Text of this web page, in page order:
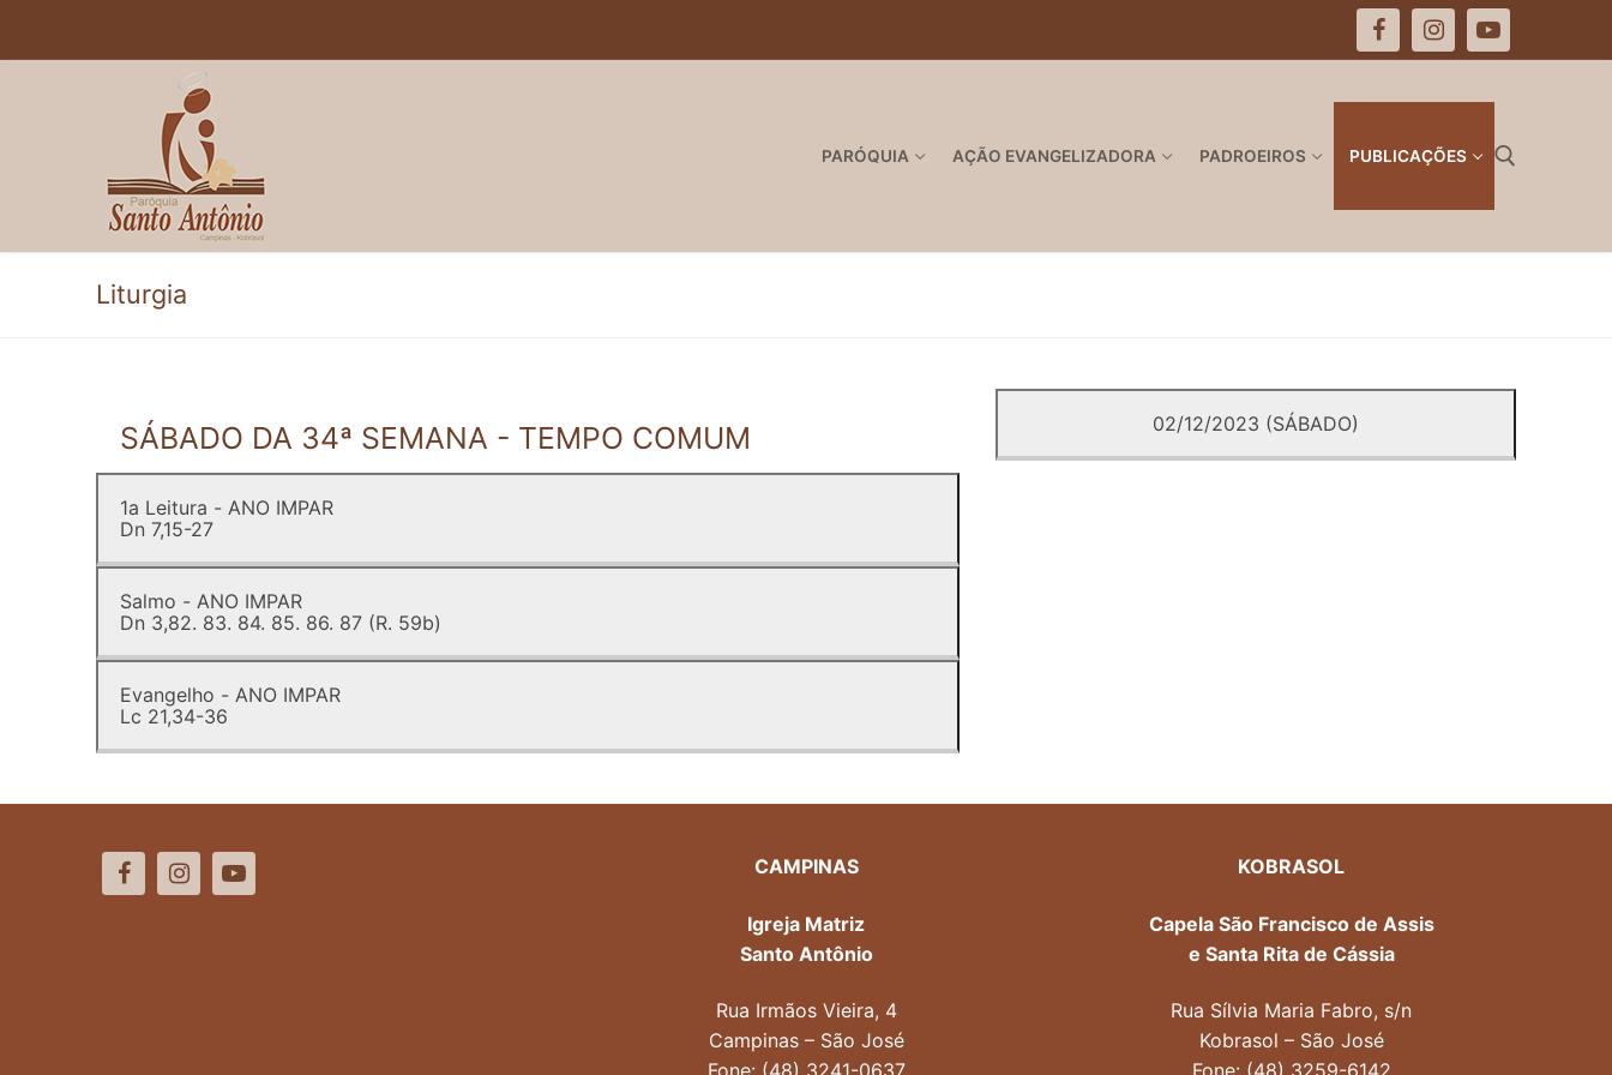
PARÓQUIA AÇÃO EVANGELIZADORA PADROEIROS PUBLICAÇÕES
Pesquisar por:
Liturgia
SÁBADO DA 34ª SEMANA - TEMPO COMUM
1a Leitura - ANO IMPAR
Dn 7,15-27
Salmo - ANO IMPAR
Dn 3,82. 83. 84. 85. 86. 87 (R. 59b)
Evangelho - ANO IMPAR
Lc 21,34-36
02/12/2023 (SÁBADO)
CAMPINAS
Igreja Matriz
Santo Antônio
Rua Irmãos Vieira, 4
Campinas – São José
KOBRASOL
Capela São Francisco de Assis
e Santa Rita de Cássia
Rua Sílvia Maria Fabro, s/n
Kobrasol – São José